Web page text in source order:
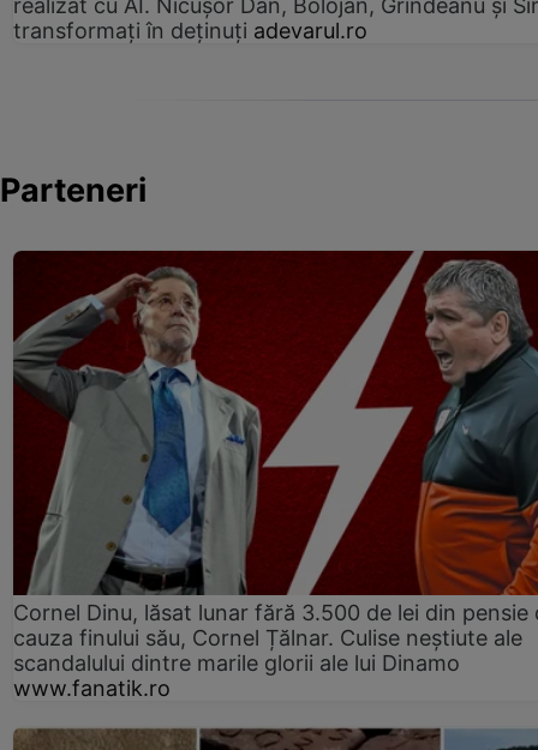
realizat cu AI. Nicușor Dan, Bolojan, Grindeanu și
transformați în deținuți adevarul.ro
Parteneri
Cornel Dinu, lăsat lunar fără 3.500 de lei din pensie
cauza finului său, Cornel Țălnar. Culise neștiute ale
scandalului dintre marile glorii ale lui Dinamo
www.fanatik.ro